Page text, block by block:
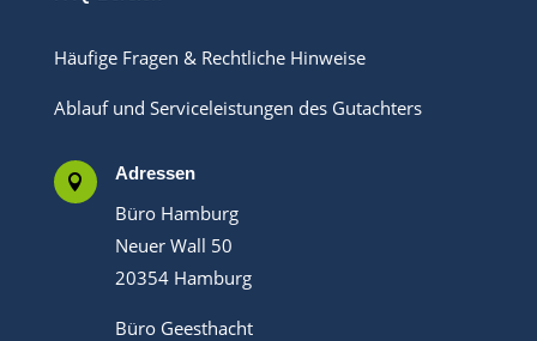
Häufige Fragen & Rechtliche Hinweise
Ablauf und Serviceleistungen des Gutachters
 Adressen
Büro Hamburg
Neuer Wall 50
20354 Hamburg
Büro Geesthacht